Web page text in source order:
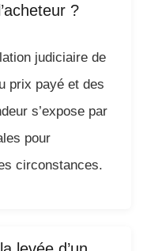
?
judiciaire de
prix payé et des
s’expose par
pour
circonstances.